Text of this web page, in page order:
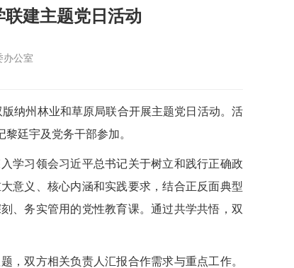
建主题党日活动
办公室
纳州林业和草原局联合开展主题党日活动。活
廷宇及党务干部参加。
学习领会习近平总书记关于树立和践行正确政
意义、核心内涵和实践要求，结合正反面典型
、务实管用的党性教育课。通过共学共悟，双
，双方相关负责人汇报合作需求与重点工作。